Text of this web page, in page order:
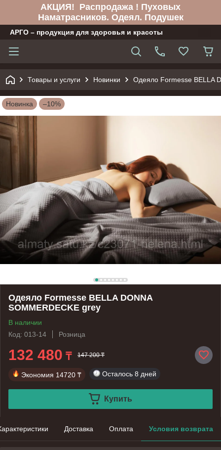
АКЦИЯ! Распродажа ! Пуховых
Наматрасников. Одеял. Подушек
АРГО – продукция для здоровья и красоты
Товары и услуги Новинки Одеяло Formesse BELLA
Новинка –10%
Одеяло Formesse BELLA DONNA
SOMMERDECKE grey
В наличии
Код: 013-14
Розница
132 480 ₸ 147 200 ₸
Экономия 14720 ₸ Осталось 8 дней
Купить
Доставка Оплата Условия возврата